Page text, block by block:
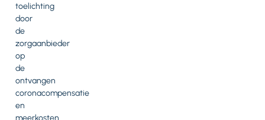
toelichting
door
de
zorgaanbieder
op
de
ontvangen
coronacompensatie
en
meerkosten.